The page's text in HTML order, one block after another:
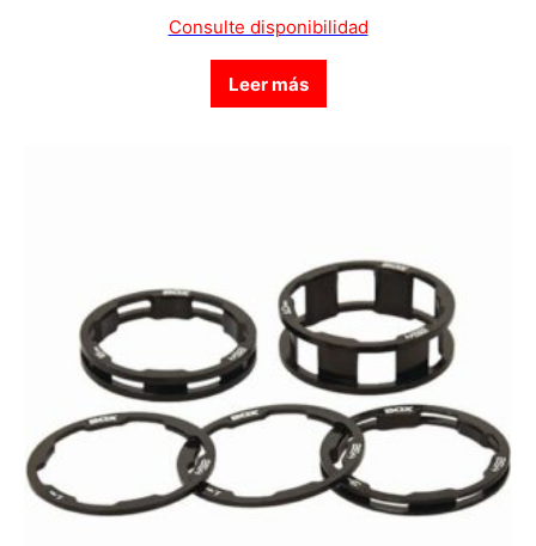
Consulte disponibilidad
Leer más